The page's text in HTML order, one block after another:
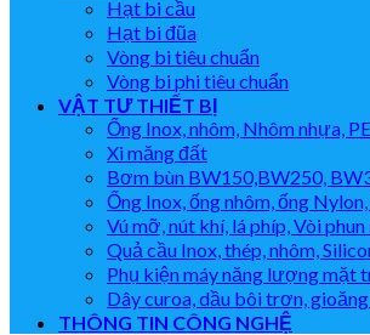
Hạt bi cầu
Hạt bi đũa
Vòng bi tiêu chuẩn
Vòng bi phi tiêu chuẩn
VẬT TƯ THIẾT BỊ
Ống Inox, nhôm, Nhôm nhựa,
Xi măng đất
Bơm bùn BW150,BW250,
Ống Inox, ống nhôm, ống
Vú mỡ, nút khí, lá phíp, Vòi
Quả cầu Inox, thép, nhôm,
Phụ kiện máy năng lượng mặt
Dây curoa, dầu bôi trơn,
THÔNG TIN CÔNG NGHỆ